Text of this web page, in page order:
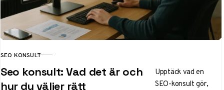
KATEGORI
SEO KONSULT
Seo konsult: Vad det är och
hur du väljer rätt
Upptäck vad en
SEO-konsult gör,